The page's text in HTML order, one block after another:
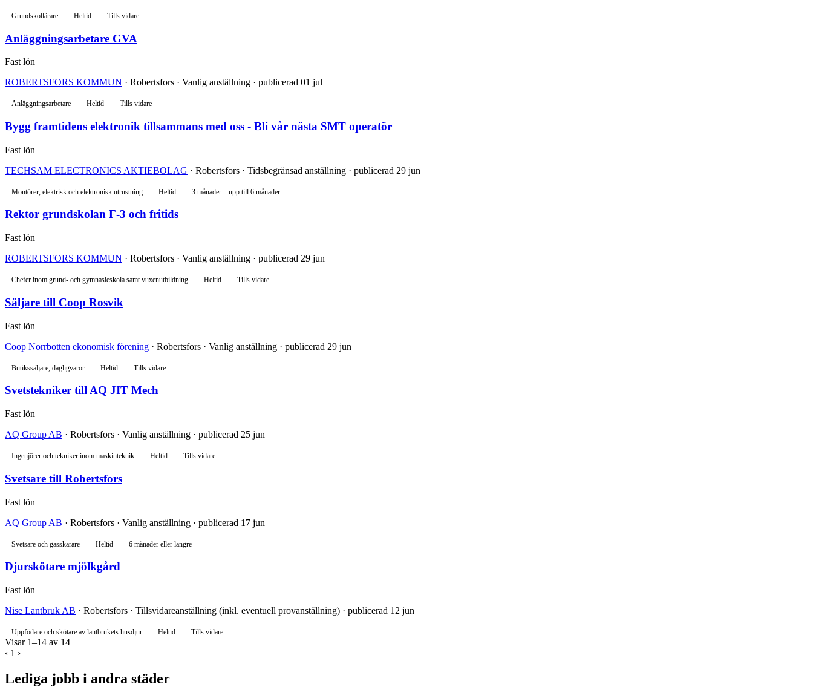
Grundskollärare Heltid Tills vidare
Anläggningsarbetare GVA
Fast lön
ROBERTSFORS KOMMUN · Robertsfors · Vanlig anställning · publicerad 01 jul
Anläggningsarbetare Heltid Tills vidare
Bygg framtidens elektronik tillsammans med oss - Bli vår nästa SMT operatör
Fast lön
TECHSAM ELECTRONICS AKTIEBOLAG · Robertsfors · Tidsbegränsad anställning · publicerad 29 jun
Montörer, elektrisk och elektronisk utrustning Heltid 3 månader – upp till 6 månader
Rektor grundskolan F-3 och fritids
Fast lön
ROBERTSFORS KOMMUN · Robertsfors · Vanlig anställning · publicerad 29 jun
Chefer inom grund- och gymnasieskola samt vuxenutbildning Heltid Tills vidare
Säljare till Coop Rosvik
Fast lön
Coop Norrbotten ekonomisk förening · Robertsfors · Vanlig anställning · publicerad 29 jun
Butikssäljare, dagligvaror Heltid Tills vidare
Svetstekniker till AQ JIT Mech
Fast lön
AQ Group AB · Robertsfors · Vanlig anställning · publicerad 25 jun
Ingenjörer och tekniker inom maskinteknik Heltid Tills vidare
Svetsare till Robertsfors
Fast lön
AQ Group AB · Robertsfors · Vanlig anställning · publicerad 17 jun
Svetsare och gasskärare Heltid 6 månader eller längre
Djurskötare mjölkgård
Fast lön
Nise Lantbruk AB · Robertsfors · Tillsvidareanställning (inkl. eventuell provanställning) · publicerad 12 jun
Uppfödare och skötare av lantbrukets husdjur Heltid Tills vidare
Visar 1–14 av 14
‹ 1 ›
Lediga jobb i andra städer